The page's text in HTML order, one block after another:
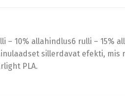
– 10% allahindlus6 rulli – 15%
sillerdavat efekti, mis
PLA.